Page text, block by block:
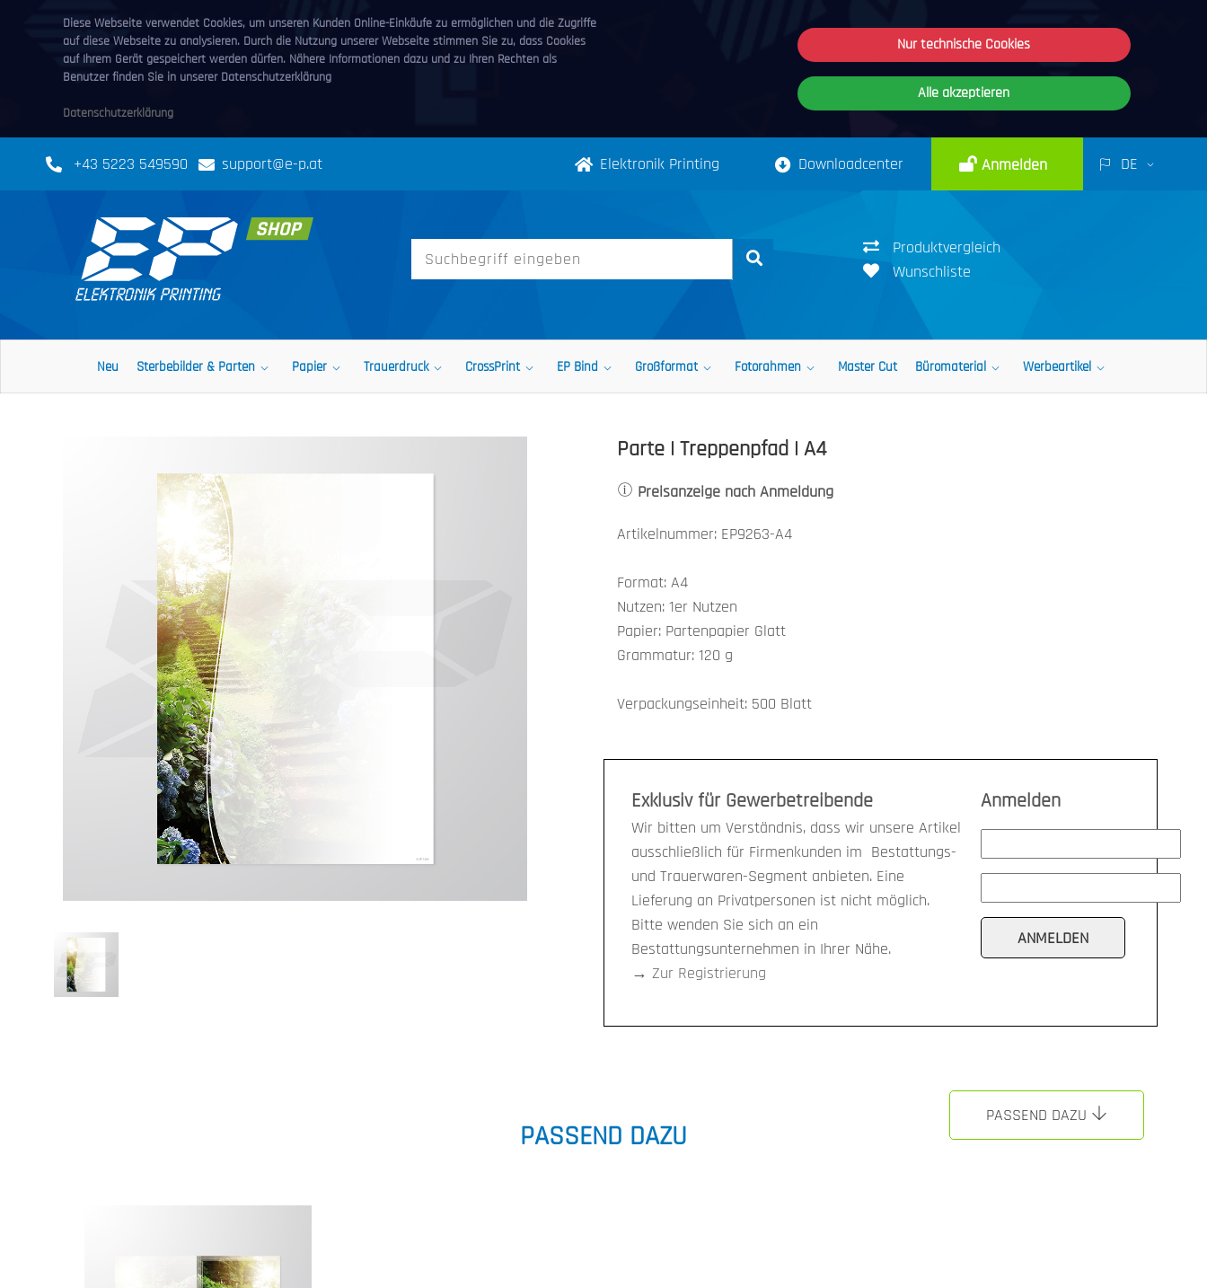
Diese Webseite verwendet Cookies, um unseren Kunden Online-Einkäufe zu ermöglichen und die Zugriffe
auf diese Webseite zu analysieren. Durch die Nutzung unserer Webseite stimmen Sie zu, dass Cookies
auf Ihrem Gerät gespeichert werden dürfen. Nähere Informationen dazu und zu Ihren Rechten als
Benutzer finden Sie in unserer Datenschutzerklärung
Datenschutzerklärung
Nur technische Cookies
Alle akzeptieren
+43 5223 549590 support@e-p.at Elektronik Printing Downloadcenter Anmelden DE
Produktvergleich
Wunschliste
Neu Sterbebilder & Parten Papier Trauerdruck CrossPrint EP Bind Großformat Fotorahmen Master Cut Büromaterial Werbeartikel
Parte | Treppenpfad | A4
Preisanzeige nach Anmeldung
Artikelnummer: EP9263-A4
Format: A4
Nutzen: 1er Nutzen
Papier: Partenpapier Glatt
Grammatur: 120 g
Verpackungseinheit: 500 Blatt
Exklusiv für Gewerbetreibende
Wir bitten um Verständnis, dass wir unsere Artikel
ausschließlich für Firmenkunden im Bestattungs-
und Trauerwaren-Segment anbieten. Eine
Lieferung an Privatpersonen ist nicht möglich.
Bitte wenden Sie sich an ein
Bestattungsunternehmen in Ihrer Nähe.
→ Zur Registrierung
Anmelden
PASSEND DAZU
PASSEND DAZU